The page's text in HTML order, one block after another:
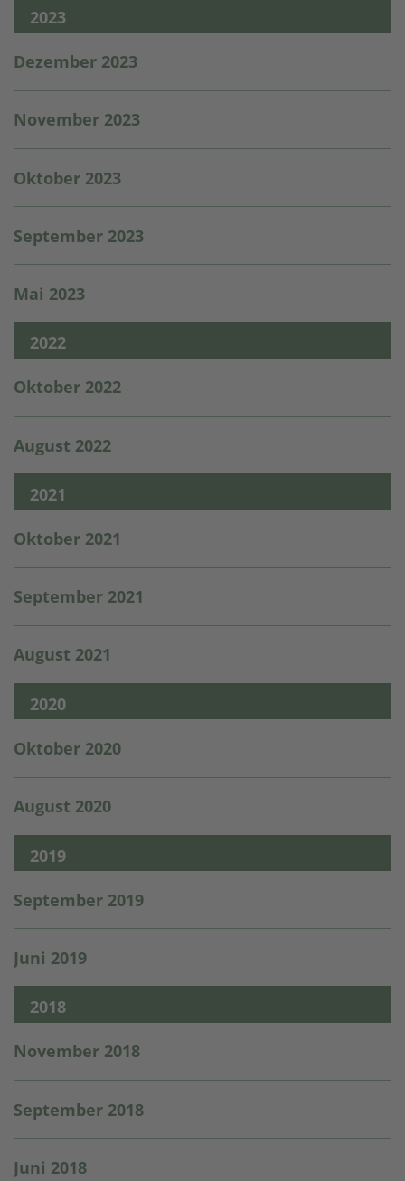
2023
Dezember 2023
November 2023
Oktober 2023
September 2023
Mai 2023
2022
Oktober 2022
August 2022
2021
Oktober 2021
September 2021
August 2021
2020
Oktober 2020
August 2020
2019
September 2019
Juni 2019
2018
November 2018
September 2018
Juni 2018